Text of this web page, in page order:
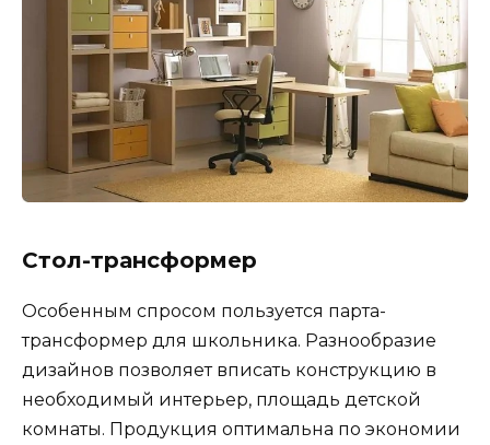
Стол-трансформер
Особенным спросом пользуется парта-
трансформер для школьника. Разнообразие
дизайнов позволяет вписать конструкцию в
необходимый интерьер, площадь детской
комнаты. Продукция оптимальна по экономии